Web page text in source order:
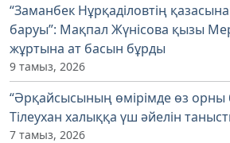
“Заманбек Нұрқаділовтің
баруы”: Мақпал Жүнісова қызы
жұртына ат басын бұрды
9 тамыз, 2026
“Әрқайсысының өмірімде өз орны
Тілеухан халыққа үш әйелін
7 тамыз, 2026